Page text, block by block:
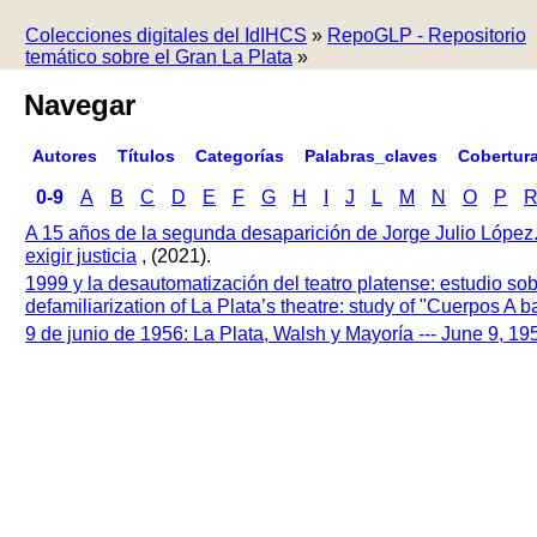
Colecciones digitales del IdIHCS » RepoGLP - Repositorio
temático sobre el Gran La Plata »
Navegar
Autores Títulos Categorías Palabras_claves
0-9 A B C D E F G H J L M N O P
R
A 15 años de la segunda desaparición de Jorge Julio
exigir justicia , (2021).
1999 y la desautomatización del teatro platense: estudio
defamiliarization of La Plata’s theatre: study of "Cuerpos A
9 de junio de 1956: La Plata, Walsh y Mayoría --- June 9,